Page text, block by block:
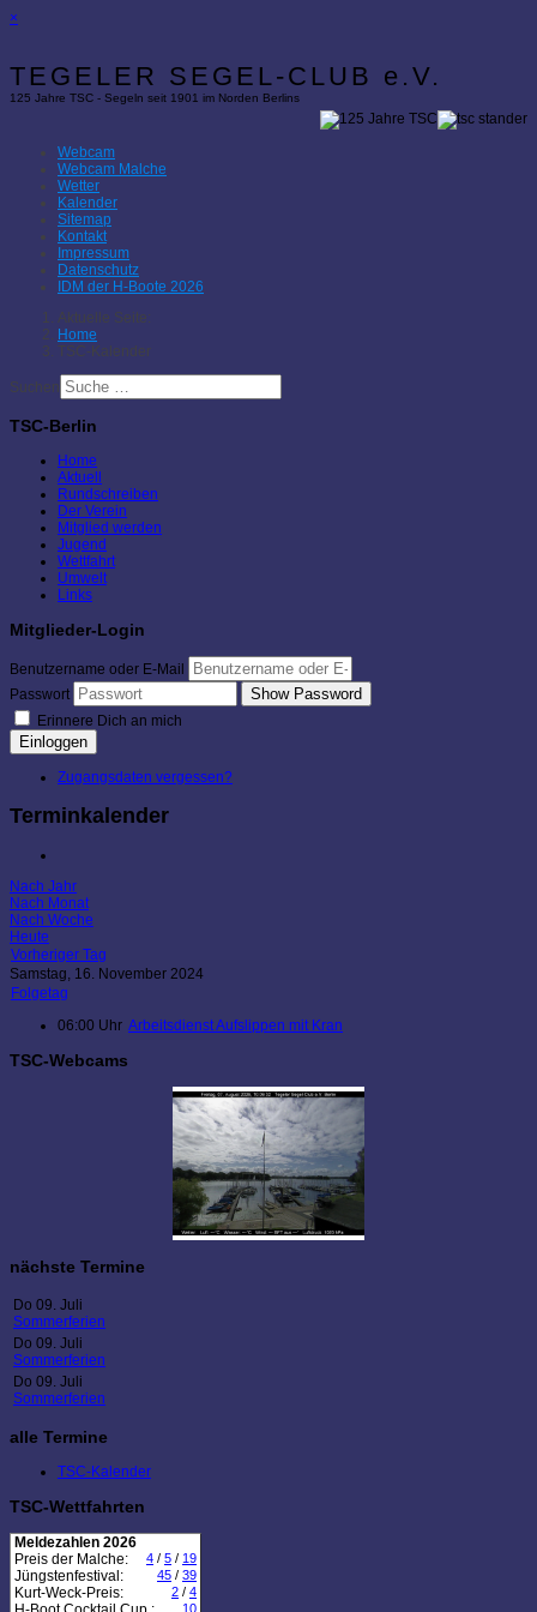
×
TEGELER SEGEL-CLUB e.V.
125 Jahre TSC - Segeln seit 1901 im Norden Berlins
Webcam
Webcam Malche
Wetter
Kalender
Sitemap
Kontakt
Impressum
Datenschutz
IDM der H-Boote 2026
Aktuelle Seite:
Home
TSC-Kalender
Suchen
TSC-Berlin
Home
Aktuell
Rundschreiben
Der Verein
Mitglied werden
Jugend
Wettfahrt
Umwelt
Links
Mitglieder-Login
Benutzername oder E-Mail
Passwort
Show Password
Erinnere Dich an mich
Einloggen
Zugangsdaten vergessen?
Terminkalender
Nach Jahr
Nach Monat
Nach Woche
Heute
Vorheriger Tag
Samstag, 16. November 2024
Folgetag
06:00 Uhr Arbeitsdienst Aufslippen mit Kran
TSC-Webcams
nächste Termine
Do 09. Juli
Sommerferien
Do 09. Juli
Sommerferien
Do 09. Juli
Sommerferien
alle Termine
TSC-Kalender
TSC-Wettfahrten
Meldezahlen 2026
Preis der Malche:
4 / 5 / 19
Jüngstenfestival: 45 / 39
Kurt-Weck-Preis: 2 / 4
10